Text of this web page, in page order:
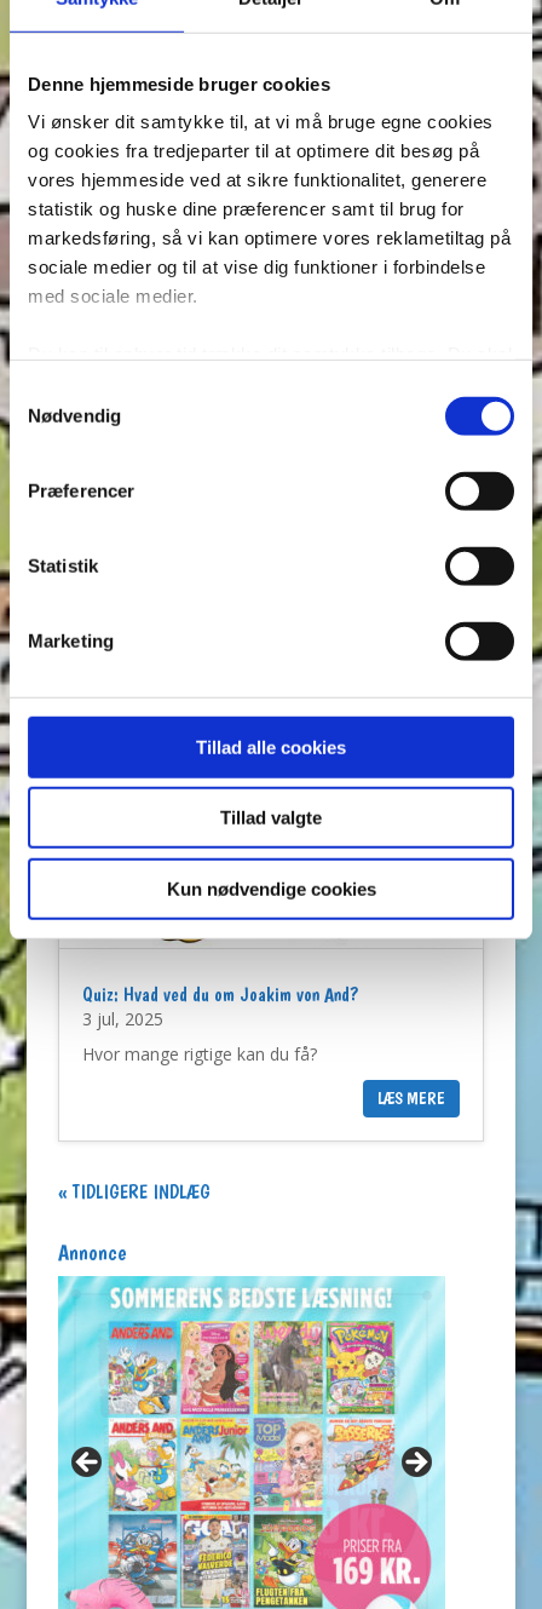
Denne hjemmeside bruger cookies
Vi ønsker dit samtykke til, at vi må bruge egne cookies
og cookies fra tredjeparter til at optimere dit besøg på
vores hjemmeside ved at sikre funktionalitet, generere
statistik og huske dine præferencer samt til brug for
markedsføring, så vi kan optimere vores reklametiltag på
sociale medier og til at vise dig funktioner i forbindelse
med sociale medier.
fungerer optimalt, hvis du ikke accepterer cookies eller
tilbagetrækker et samtykke. Du kan læse mere om vores
brug af cookies og behandling af dine personoplysninger i
forbindelse hermed i både vores
Nødvendig
Præferencer
Statistik
Marketing
Tillad alle cookies
Tillad valgte
Kun nødvendige cookies
En ny dag, en ny forbrydelse!
Du Gådeste: En snavset slyngel
Quiz: Hvad ved du om Joakim von And?
3 jul, 2025
Hvor mange rigtige kan du få?
LÆS MERE
« GAMLE POSTER
Annonce